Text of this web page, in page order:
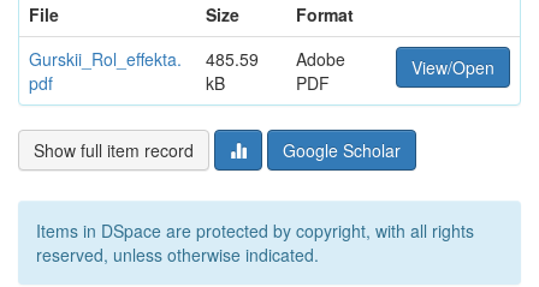
File
Size
Format
Gurskii_Rol_effekta.
pdf
485.59
kB
Adobe
PDF
View/Open
Show full item record Google Scholar
Items in DSpace are protected by copyright, with all rights
reserved, unless otherwise indicated.